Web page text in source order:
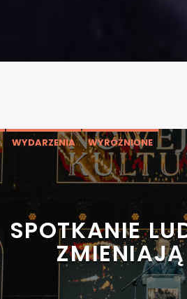
WYDARZENIA WYRÓŻNIONE
SPOTKANIE